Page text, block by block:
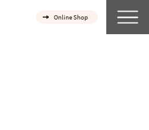
Online Shop